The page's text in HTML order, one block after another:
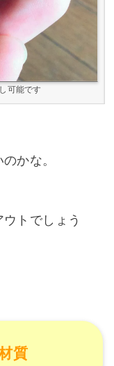
可能です
かな。
トでしょう
質